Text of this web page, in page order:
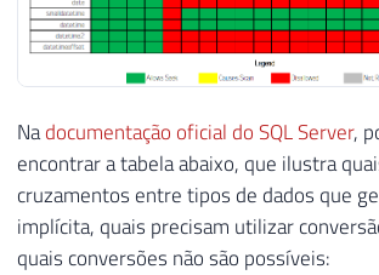
Nadocumentação oficial do SQL Server,
encontrar a tabela abaixo, que ilustra
cruzamentos entre tipos de dados que
implícita, quais precisam utilizar
quais conversões não são possíveis: